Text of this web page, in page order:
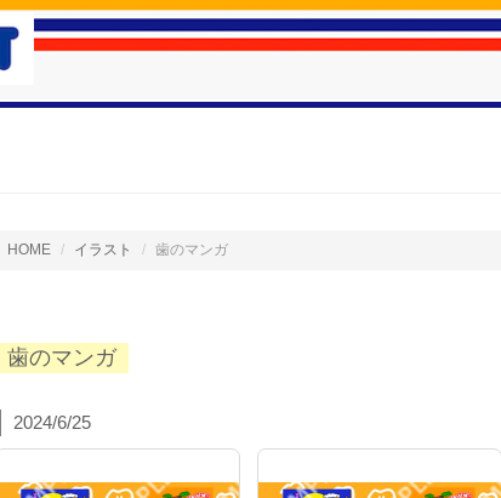
HOME イラスト 歯のマンガ
歯のマンガ
2024/6/25